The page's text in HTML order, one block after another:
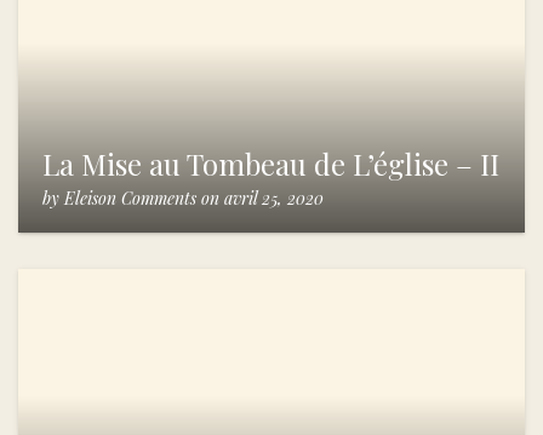
La Mise au Tombeau de L’église – II
by Eleison Comments on avril 25, 2020